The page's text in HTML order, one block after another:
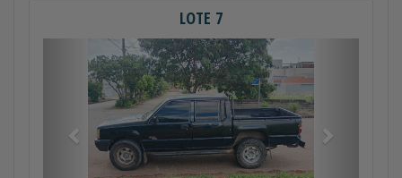
LOTE 7
Anterior